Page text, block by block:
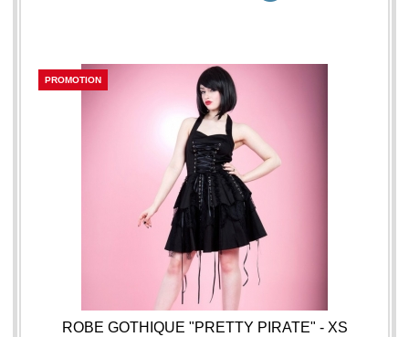
PROMOTION
ROBE GOTHIQUE "PRETTY PIRATE" - XS